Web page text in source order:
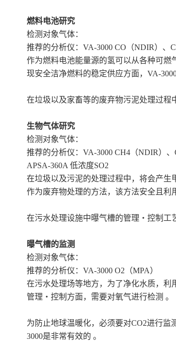
燃料电池研究
检测对象气体：
推荐的分析仪：VA-3000 CO（NDIR）、
作为燃料电池能量源的氢可以从各种可
现安全洁净燃料的稳定供应方面，VA-
在垃圾以及家畜等的废弃物污泥处理过程
生物气体研究
检测对象气体：
推荐的分析仪：VA-3000 CH4（NDIR）
APSA-360A 低浓度SO2
在垃圾以及污泥的处理过程中，将会产
作为废弃物处理的方法，该方法安全且利
在污水处理设施中曝气槽的管理・控制工
曝气槽的监测
检测对象气体：
推荐的分析仪：VA-3000 O2（MPA）
在污水处理场等地方，为了净化水质，
管理・控制方面，需要对氧气进行检测 。
为防止地球温暖化，必须要对CO2进行
3000是非常有效的 。